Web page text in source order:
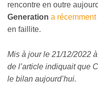
rencontre en outre
Generation a récemment
en faillite.
Mis à jour le 21/12/2022
de l’article indiquait que
le bilan aujourd’hui.